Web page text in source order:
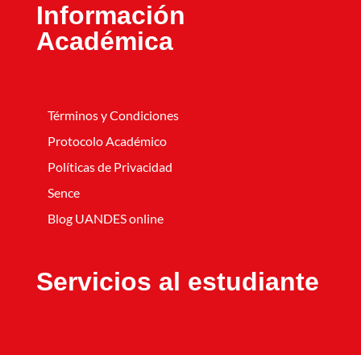
Información
Académica
Términos y Condiciones
Protocolo Académico
Políticas de Privacidad
Sence
Blog UANDES online
Servicios al estudiante